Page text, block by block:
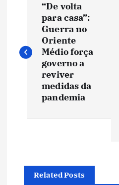
v
ã
“De volta
para casa”:
Guerra no
Oriente
Médio força
governo a
reviver
medidas da
pandemia
Related Posts